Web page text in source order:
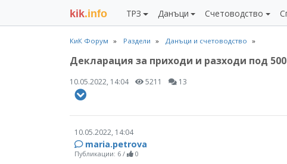
kik.info ТРЗ Данъци Счетоводство
КиК Форум Раздели Данъци и счетоводство
Декларация за приходи и разходи под
10.05.2022, 14:04 5211 13
10.05.2022, 14:04
maria.petrova
Публикации: 6 / 0